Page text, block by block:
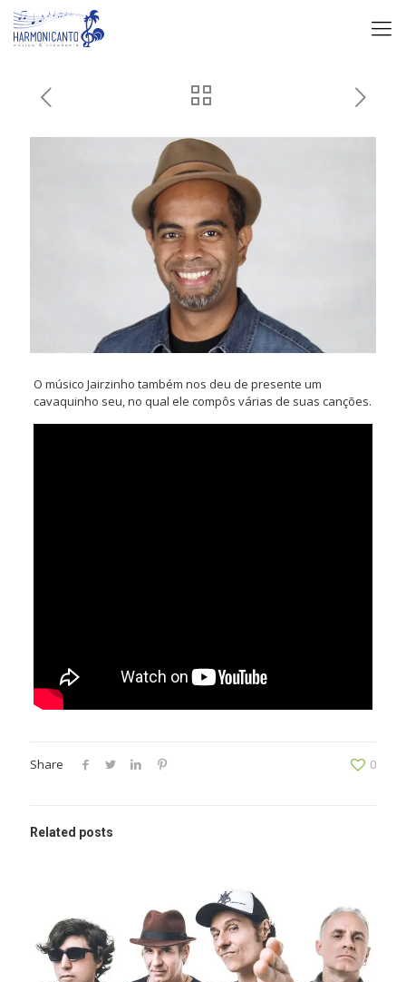
O músico Jairzinho também nos deu de presente um
cavaquinho seu, no qual ele compôs várias de suas canções.
Share 0
Related posts